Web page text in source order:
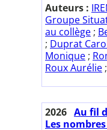
Auteurs :
Groupe
au collège ;
; Duprat
Monique ;
Roux Aurélie ;
2026 Au fil
Les